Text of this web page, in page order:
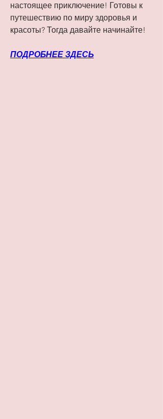
настоящее приключение! Готовы к
путешествию по миру здоровья и
красоты? Тогда давайте начинайте!
ПОДРОБНЕЕ ЗДЕСЬ